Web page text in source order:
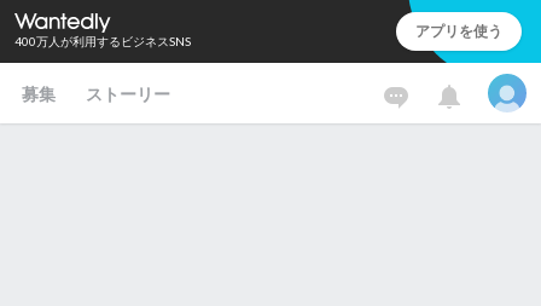
400万人が利用するビジネスSNS アプリを使う
募集 ストーリー